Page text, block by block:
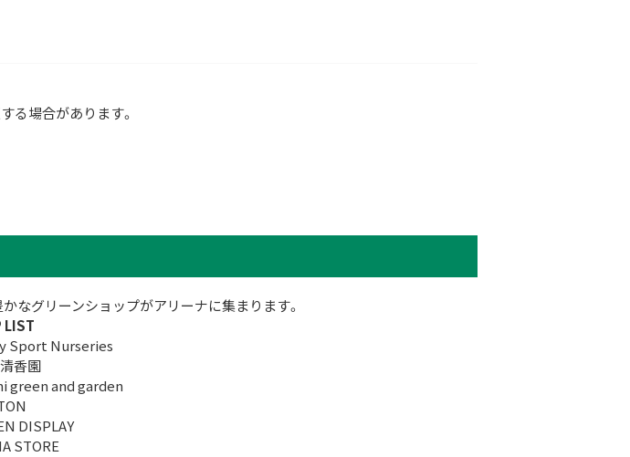
る場合があります。
なグリーンショップがアリーナに集まります。
LIST
Sport Nurseries
清香園
green and garden
DISPLAY
STORE